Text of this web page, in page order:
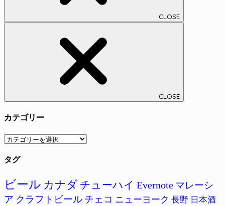
CLOSE
CLOSE
カテゴリー
カ
ゴ
ー
タグ
ビール カナダ チューハイ Evernote マレーシ
ア クラフトビール チェコ ニューヨーク 長野 日本酒